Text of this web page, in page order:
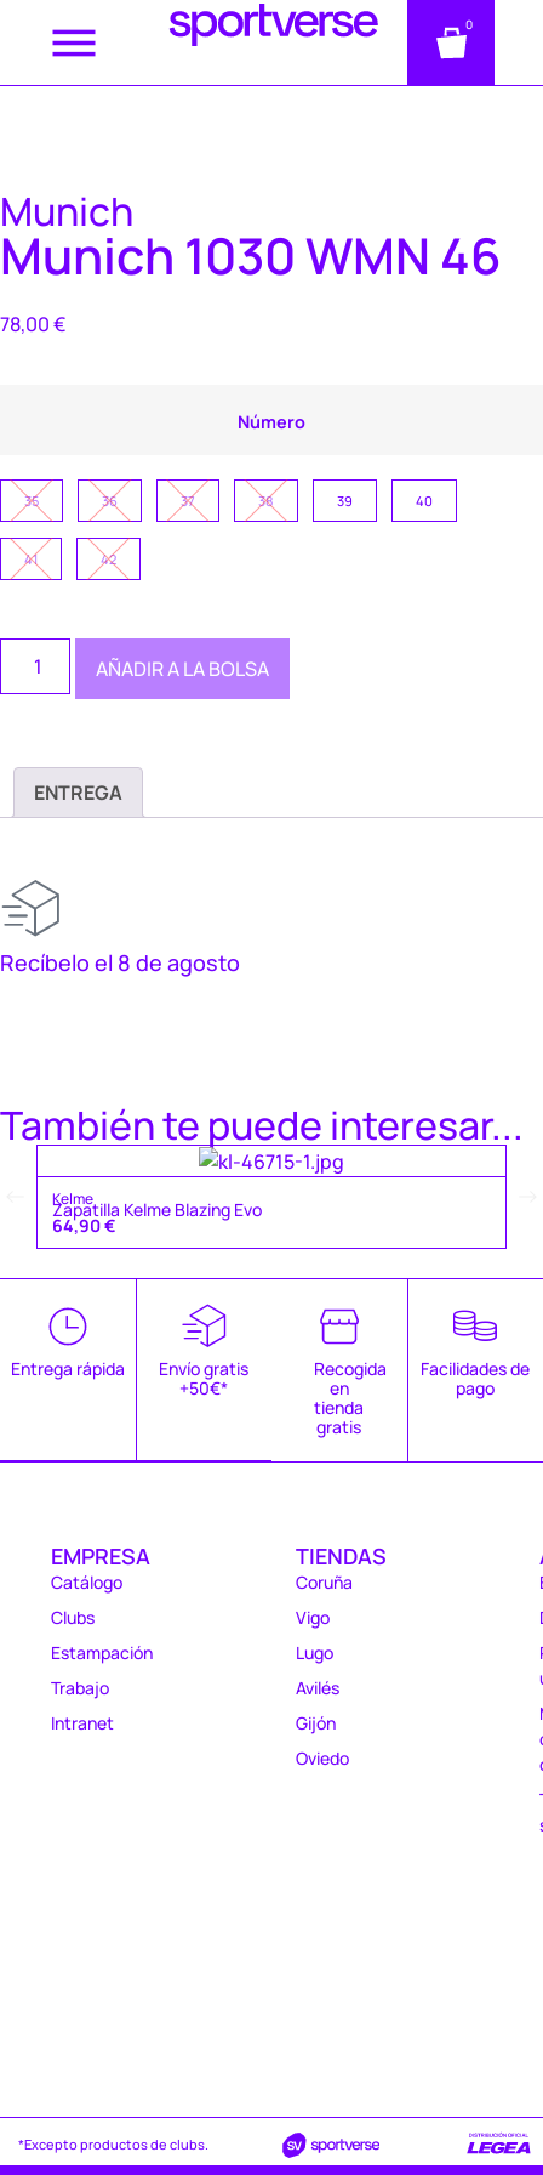
0
Munich
Munich 1030 WMN 46
78,00€
Número
35 36 37 38 39 40
41 42
AÑADIR A LA BOLSA
ENTREGA
Recíbelo el 8 de agosto
También te puede interesar...
Kelme
Zapatilla Kelme Blazing Evo
64,90€
Entrega rápida
Envío gratis
+50€*
Recogida
en
tienda
gratis
Facilidades de
pago
EMPRESA
Catálogo
Clubs
Estampación
Trabajo
Intranet
TIENDAS
Coruña
Vigo
Lugo
Avilés
Gijón
Oviedo
*Excepto productos de clubs.